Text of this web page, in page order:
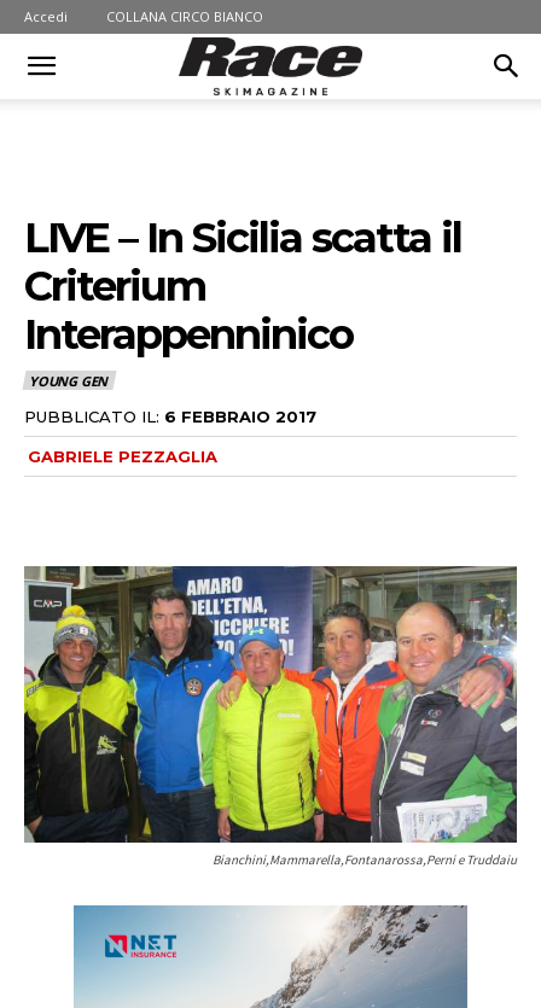
Accedi COLLANA CIRCO BIANCO
LIVE – In Sicilia scatta il
Criterium
Interappenninico
YOUNG GEN
PUBBLICATO IL: 6 FEBBRAIO 2017
GABRIELE PEZZAGLIA
Bianchini,Mammarella,Fontanarossa,Perni e Truddaiu